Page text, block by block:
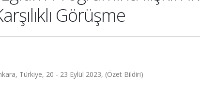
Görüşme
Türkiye, 20 - 23 Eylül 2023, (Özet Bildiri)